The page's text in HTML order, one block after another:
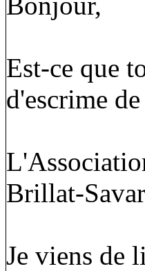
Est-ce que
d'escrime
Brillat-
Je viens de